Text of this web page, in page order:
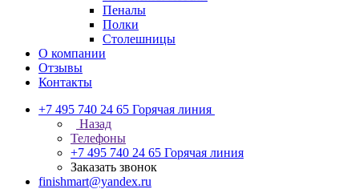
Пеналы
Полки
Столешницы
О компании
Отзывы
Контакты
+7 495 740 24 65 Горячая линия
Назад
Телефоны
+7 495 740 24 65 Горячая линия
Заказать звонок
finishmart@yandex.ru